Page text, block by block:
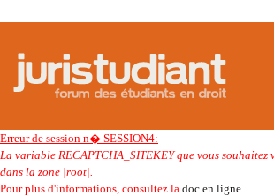
Erreur de session n� SESSION4:
La variable RECAPTCHA_SITEKEY que vous souhaitez
dans la zone |root|.
Pour plus d'informations, consultez la doc en ligne